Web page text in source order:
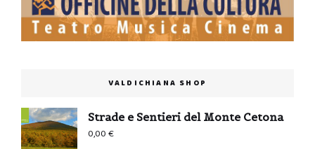
VALDICHIANA SHOP
Strade e Sentieri del Monte Cetona
0,00€